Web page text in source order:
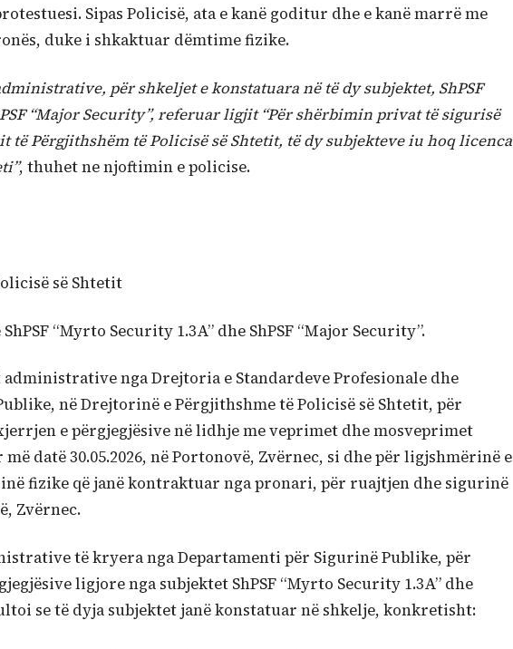
Sipas Policisë, ata e kanë goditur dhe e kanë marrë me
duke i shkaktuar dëmtime fizike.
për shkeljet e konstatuara në të dy subjektet, ShPSF
“Major Security”, referuar ligjit “Për shërbimin privat të sigurisë
të Përgjithshëm të Policisë së Shtetit, të dy subjekteve iu hoq licenca
, thuhet ne njoftimin e policise.
së Shtetit
“Myrto Security 1.3A” dhe ShPSF “Major Security”.
nga Drejtoria e Standardeve Profesionale dhe
në Drejtorinë e Përgjithshme të Policisë së Shtetit, për
e përgjegjësive në lidhje me veprimet dhe mosveprimet
datë 30.05.2026, në Portonovë, Zvërnec, si dhe për ligjshmërinë e
fizike që janë kontraktuar nga pronari, për ruajtjen dhe sigurinë
Zvërnec.
të kryera nga Departamenti për Sigurinë Publike, për
ligjore nga subjektet ShPSF “Myrto Security 1.3A” dhe
se të dyja subjektet janë konstatuar në shkelje, konkretisht: